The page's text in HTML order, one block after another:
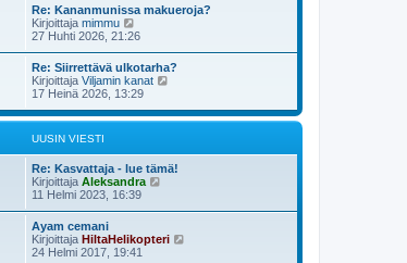
e
s
t
i
i
v
i
e
s
t
i
ä
u
u
s
n
v
i
e
i
Re: Kananmunissa makueroja?
Kirjoittaja mimmu
ä
ä
u
u
s
i
v
i
e
s
i
27 Huhti 2026, 21:26
Re: Siirrettävä ulkotarha?
Kirjoittaja Viljamin kanat
t
u
s
v
e
s
17 Heinä 2026, 13:29
UUSIN VIESTI
Re: Kasvattaja - lue tämä!
Kirjoittaja Aleksandra
ä
u
11 Helmi 2023, 16:39
Ayam cemani
Kirjoittaja HiltaHelikopteri
24 Helmi 2017, 19:41